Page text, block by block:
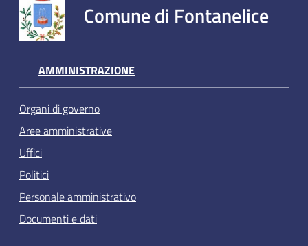
Comune di Fontanelice
AMMINISTRAZIONE
Organi di governo
Aree amministrative
Uffici
Politici
Personale amministrativo
Documenti e dati